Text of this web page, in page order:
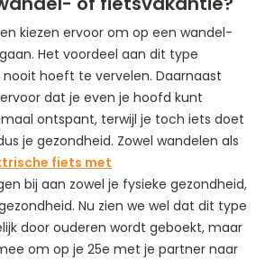
kiezen ervoor om op een wandel-
Het voordeel aan dit type
hoeft te vervelen. Daarnaast
dat je even je hoofd kunt
ontspant, terwijl je toch iets doet
je gezondheid. Zowel wandelen als
fiets met
bij aan zowel je fysieke gezondheid,
Nu zien we wel dat dit type
door ouderen wordt geboekt, maar
om op je 25e met je partner naar